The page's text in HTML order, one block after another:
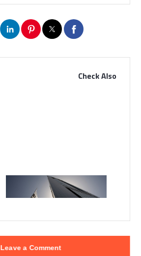
Check Also
قل متاع الدنيا قليل
Leave a Comment